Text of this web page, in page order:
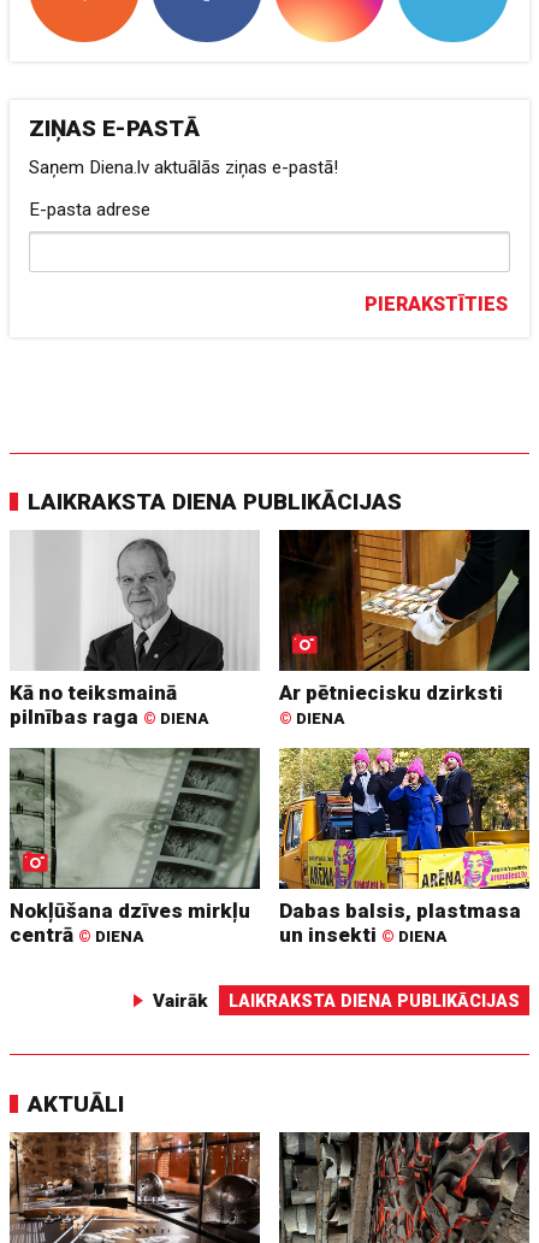
ZIŅAS E-PASTĀ
Saņem Diena.lv aktuālās ziņas e-pastā!
E-pasta adrese
PIERAKSTĪTIES
LAIKRAKSTA DIENA PUBLIKĀCIJAS
Kā no teiksmainā
pilnības raga © DIENA
Ar pētniecisku dzirksti
© DIENA
Nokļūšana dzīves mirkļu
centrā © DIENA
Dabas balsis, plastmasa
un insekti © DIENA
Vairāk LAIKRAKSTA DIENA PUBLIKĀCIJAS
AKTUĀLI